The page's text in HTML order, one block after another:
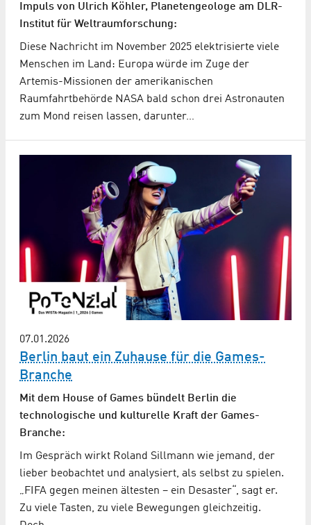
Impuls von Ulrich Köhler, Planetengeologe am DLR-
Institut für Weltraumforschung:
Diese Nachricht im November 2025 elektrisierte viele
Menschen im Land: Europa würde im Zuge der
Artemis-Missionen der amerikanischen
Raumfahrtbehörde NASA bald schon drei Astronauten
zum Mond reisen lassen, darunter…
07.01.2026
Berlin baut ein Zuhause für die Games-
Branche
Mit dem House of Games bündelt Berlin die
technologische und kulturelle Kraft der Games-
Branche:
Im Gespräch wirkt Roland Sillmann wie jemand, der
lieber beobachtet und analysiert, als selbst zu spielen.
„FIFA gegen meinen ältesten – ein Desaster“, sagt er.
Zu viele Tasten, zu viele Bewegungen gleichzeitig.